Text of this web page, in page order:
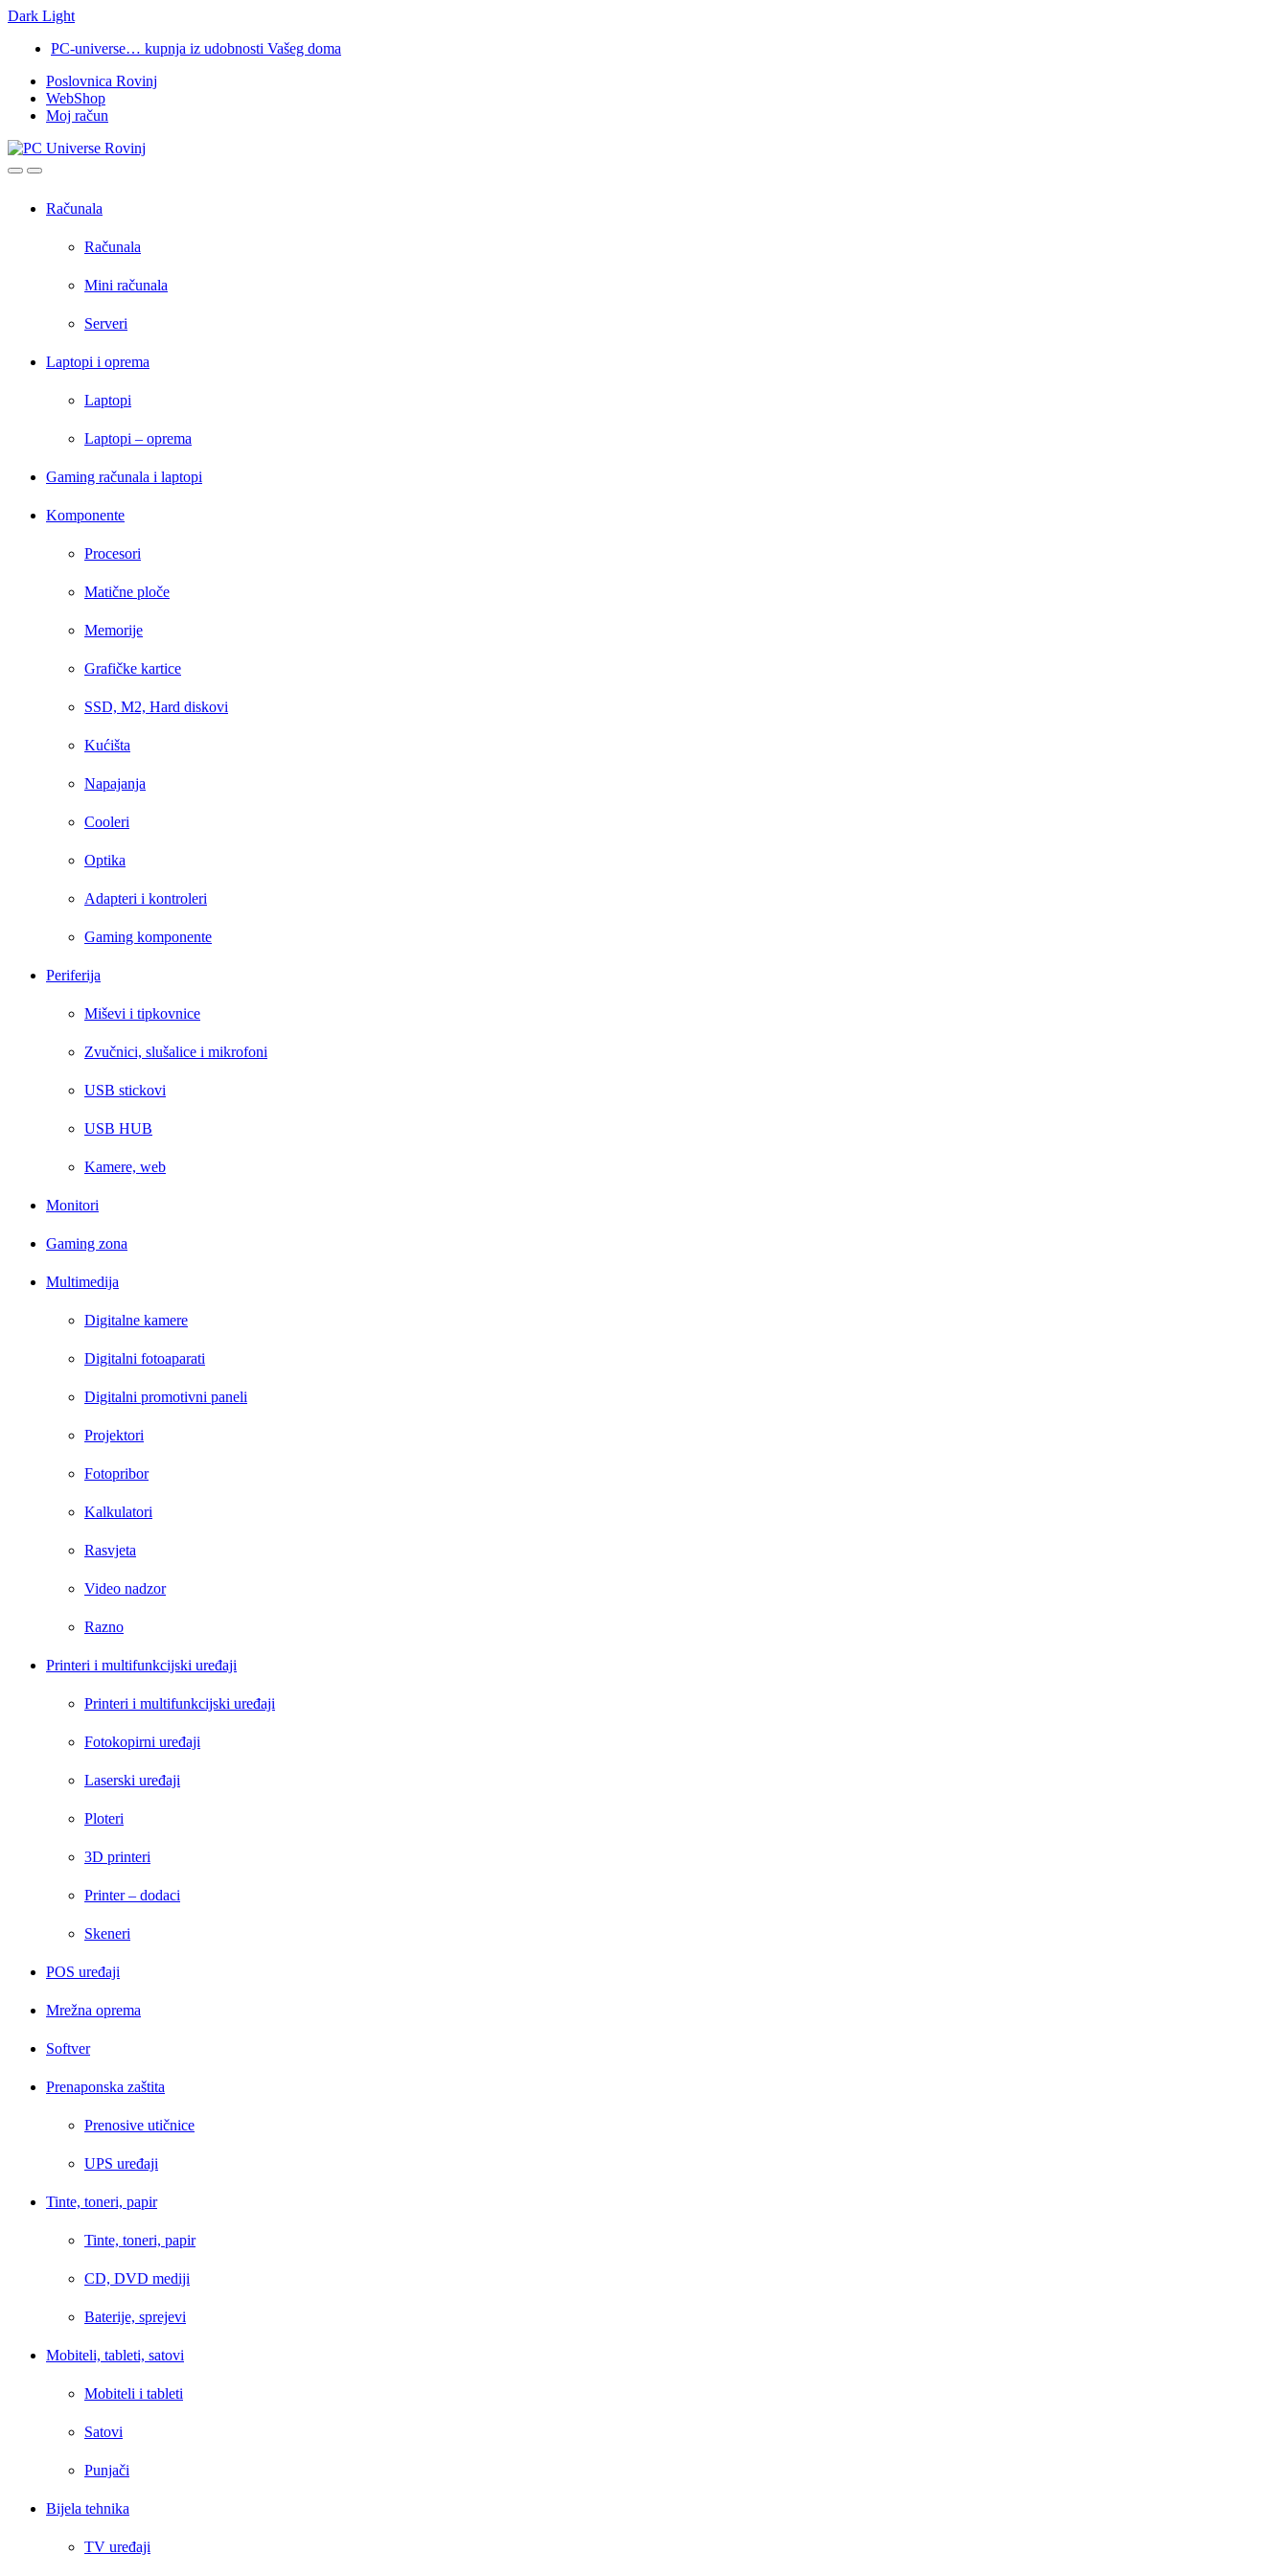
Dark Light
navigation
content
PC-universe… kupnja iz udobnosti Vašeg doma
Poslovnica Rovinj
WebShop
Moj račun
OpenClose
Računala
Računala
Mini računala
Serveri
Laptopi i oprema
Laptopi
Laptopi – oprema
Gaming računala i laptopi
Komponente
Procesori
Matične ploče
Memorije
Grafičke kartice
SSD, M2, Hard diskovi
Kućišta
Napajanja
Cooleri
Optika
Adapteri i kontroleri
Gaming komponente
Periferija
Miševi i tipkovnice
Zvučnici, slušalice i mikrofoni
USB stickovi
USB HUB
Kamere, web
Monitori
Gaming zona
Multimedija
Digitalne kamere
Digitalni fotoaparati
Digitalni promotivni paneli
Projektori
Fotopribor
Kalkulatori
Rasvjeta
Video nadzor
Razno
Printeri i multifunkcijski uređaji
Printeri i multifunkcijski uređaji
Fotokopirni uređaji
Laserski uređaji
Ploteri
3D printeri
Printer – dodaci
Skeneri
POS uređaji
Mrežna oprema
Softver
Prenaponska zaštita
Prenosive utičnice
UPS uređaji
Tinte, toneri, papir
Tinte, toneri, papir
CD, DVD mediji
Baterije, sprejevi
Mobiteli, tableti, satovi
Mobiteli i tableti
Satovi
Punjači
Bijela tehnika
TV uređaji